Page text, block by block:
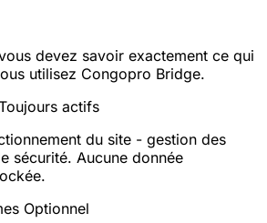
devez savoir exactement ce qui
utilisez Congopro Bridge.
actifs
du site - gestion des
sécurité. Aucune donnée
Optionnel